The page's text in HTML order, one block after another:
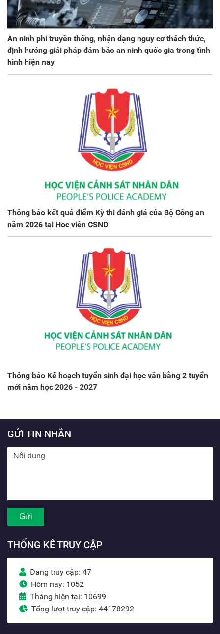
An ninh phi truyền thống, nhận dạng nguy cơ thách thức,
định hướng giải pháp đảm bảo an ninh quốc gia trong tình
hình hiện nay
Thông báo kết quả điểm Kỳ thi đánh giá của Bộ Công an
năm 2026 tại Học viện CSND
Thông báo Kế hoạch tuyển sinh đại học văn bằng 2 tuyển
mới năm học 2026 - 2027
GỬI TIN NHẮN
THỐNG KÊ TRUY CẬP
Đang truy cập: 47
Hôm nay: 1052
Tháng hiện tại: 10699
Tổng lượt truy cập: 44178292